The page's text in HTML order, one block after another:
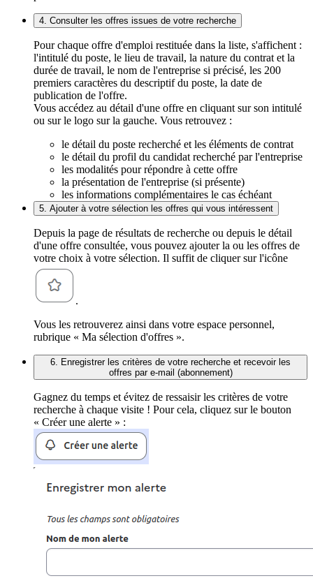
4. Consulter les offres issues de votre recherche
Pour chaque offre d'emploi restituée dans la liste, s'affichent :
l'intitulé du poste, le lieu de travail, la nature du contrat et la
durée de travail, le nom de l'entreprise si précisé, les 200
premiers caractères du descriptif du poste, la date de
publication de l'offre.
Vous accédez au détail d'une offre en cliquant sur son intitulé
ou sur le logo sur la gauche. Vous retrouvez :
le détail du poste recherché et les éléments de contrat
le détail du profil du candidat recherché par l'entreprise
les modalités pour répondre à cette offre
la présentation de l'entreprise (si présente)
les informations complémentaires le cas échéant
5. Ajouter à votre sélection les offres qui vous intéressent
Depuis la page de résultats de recherche ou depuis le détail
d'une offre consultée, vous pouvez ajouter la ou les offres de
votre choix à votre sélection. Il suffit de cliquer sur l'icône
.
Vous les retrouverez ainsi dans votre espace personnel,
rubrique « Ma sélection d'offres ».
6. Enregistrer les critères de votre recherche et recevoir les
offres par e-mail (abonnement)
Gagnez du temps et évitez de ressaisir les critères de votre
recherche à chaque visite ! Pour cela, cliquez sur le bouton
« Créer une alerte » :